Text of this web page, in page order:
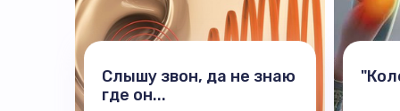
Слышу звон, да не знаю
где он...